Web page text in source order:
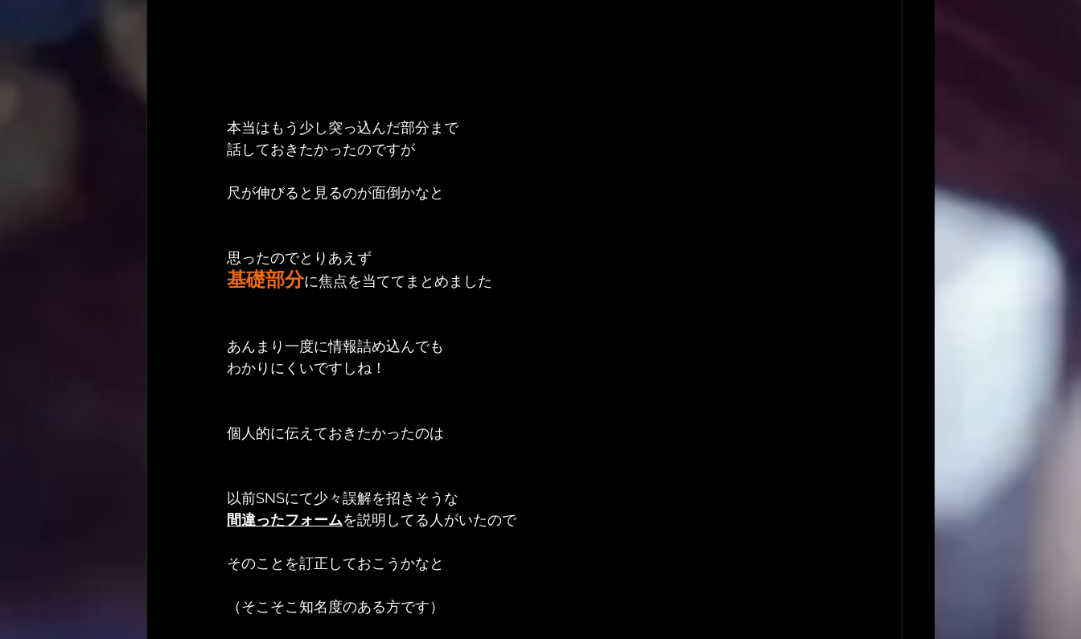
本当はもう少し突っ込んだ部分まで
話しておきたかったのですが
尺が伸びると見るのが面倒かなと
思ったのでとりあえず
基礎部分に焦点を当ててまとめました
あんまり一度に情報詰め込んでも
わかりにくいですしね！
個人的に伝えておきたかったのは
以前SNSにて少々誤解を招きそうな
間違ったフォームを説明してる人がいたので
そのことを訂正しておこうかなと
（そこそこ知名度のある方です）